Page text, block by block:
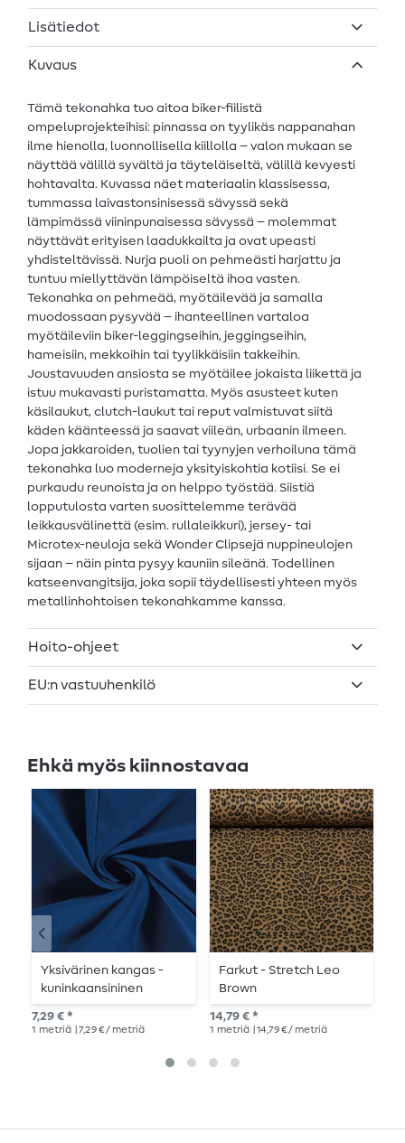
Lisätiedot
Kuvaus
Tämä tekonahka tuo aitoa biker-fiilistä
ompeluprojekteihisi: pinnassa on tyylikäs nappanahan
ilme hienolla, luonnollisella kiillolla – valon mukaan se
näyttää välillä syvältä ja täyteläiseltä, välillä kevyesti
hohtavalta. Kuvassa näet materiaalin klassisessa,
tummassa laivastonsinisessä sävyssä sekä
lämpimässä viininpunaisessa sävyssä – molemmat
näyttävät erityisen laadukkailta ja ovat upeasti
yhdisteltävissä. Nurja puoli on pehmeästi harjattu ja
tuntuu miellyttävän lämpöiseltä ihoa vasten.
Tekonahka on pehmeää, myötäilevää ja samalla
muodossaan pysyvää – ihanteellinen vartaloa
myötäileviin biker-leggingseihin, jeggingseihin,
hameisiin, mekkoihin tai tyylikkäisiin takkeihin.
Joustavuuden ansiosta se myötäilee jokaista liikettä ja
istuu mukavasti puristamatta. Myös asusteet kuten
käsilaukut, clutch-laukut tai reput valmistuvat siitä
käden käänteessä ja saavat viileän, urbaanin ilmeen.
Jopa jakkaroiden, tuolien tai tyynyjen verhoiluna tämä
tekonahka luo moderneja yksityiskohtia kotiisi. Se ei
purkaudu reunoista ja on helppo työstää. Siistiä
lopputulosta varten suosittelemme terävää
leikkausvälinettä (esim. rullaleikkuri), jersey- tai
Microtex-neuloja sekä Wonder Clipsejä nuppineulojen
sijaan – näin pinta pysyy kauniin sileänä. Todellinen
katseenvangitsija, joka sopii täydellisesti yhteen myös
metallinhohtoisen tekonahkamme kanssa.
Hoito-ohjeet
EU:n vastuuhenkilö
Ehkä myös kiinnostavaa
Yksivärinen kangas -
kuninkaansininen
7,29 € *
1 metriä | 7,29 € / metriä
Farkut - Stretch Leo
Brown
14,79 € *
1 metriä | 14,79 € / metriä